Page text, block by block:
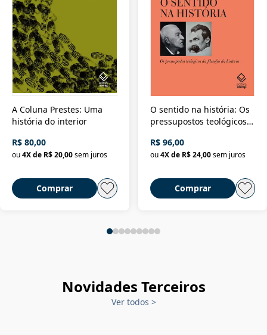
A Coluna Prestes: Uma
história do interior
R$ 80,00
ou4X de R$ 20,00sem juros
Comprar
O sentido na história: Os
pressupostos teológicos
R$ 96,00
ou 4X de R$ 24,00 sem juros
Comprar
Novidades Terceiros
Ver todos >